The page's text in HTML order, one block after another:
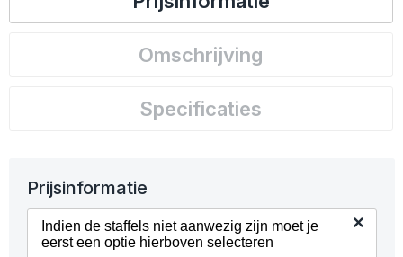
Omschrijving
Specificaties
Prijsinformatie
Indien de staffels niet aanwezig zijn moet je
eerst een optie hierboven selecteren
×